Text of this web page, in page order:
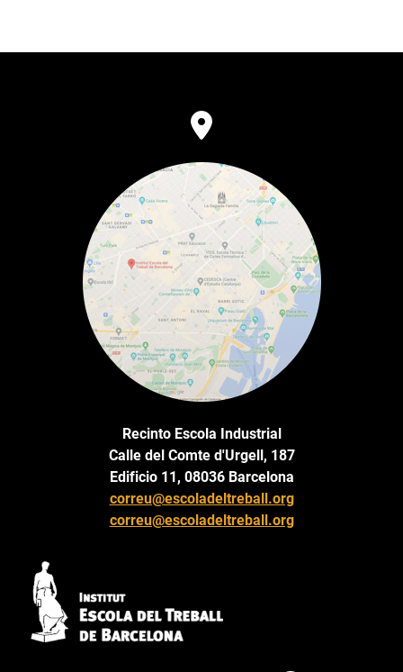
Recinto Escola Industrial
Calle del Comte d'Urgell, 187
Edificio 11, 08036 Barcelona
correu@escoladeltreball.org
correu@escoladeltreball.org